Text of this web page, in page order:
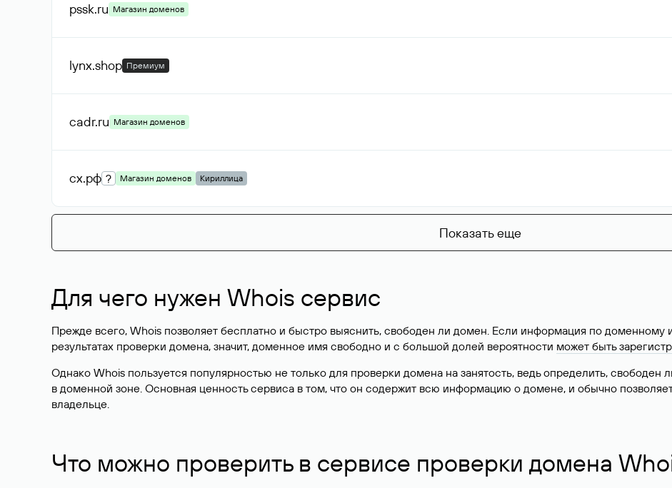
pssk.ru Магазин доменов
lynx.shop Премиум
cadr.ru Магазин доменов
сх.рф ? Магазин доменов Кириллица
Показать еще
Для чего нужен Whois сервис
Прежде всего, Whois позволяет бесплатно и быстро выяснить, свободен ли домен. Если информация по доменному
результатах проверки домена, значит, доменное имя свободно и с большой долей вероятности может быть
Однако Whois пользуется популярностью не только для проверки домена на занятость, ведь определить,
в доменной зоне. Основная ценность сервиса в том, что он содержит всю информацию о домене, и обычно
владельце.
Что можно проверить в сервисе проверки домена